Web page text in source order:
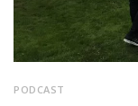
PODCAST